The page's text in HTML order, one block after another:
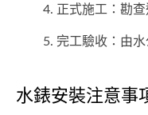
正式施工：勘
完工驗收：由
水錶安裝注意事